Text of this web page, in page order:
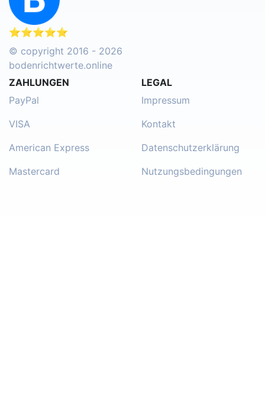
⭐⭐⭐⭐⭐
© copyright 2016 - 2026
bodenrichtwerte.online
ZAHLUNGEN
PayPal
VISA
American Express
Mastercard
LEGAL
Impressum
Kontakt
Datenschutzerklärung
Nutzungsbedingungen